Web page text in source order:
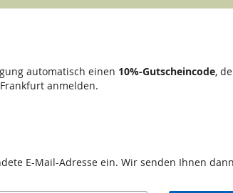
automatisch einen 10%-Gutscheincode,
anmelden.
E-Mail-Adresse ein. Wir senden Ihnen